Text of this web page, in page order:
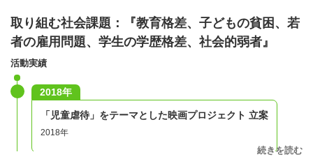
取り組む社会課題：『教育格差、子どもの貧困、若
者の雇用問題、学生の学歴格差、社会的弱者』
活動実績
2018年
「児童虐待」をテーマとした映画プロジェクト 立案
2018年
続きを読む